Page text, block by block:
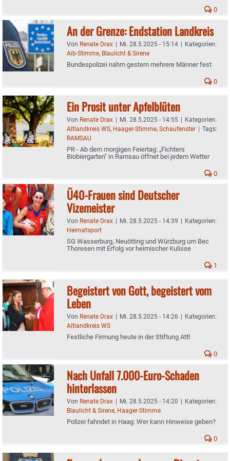
0
An der Grenze: Endstation Landkreis
Von Renate Drax | Mi. 28.5.2025 - 15:14 | Kategorien:
Aib-Stimme, Blaulicht & Sirene
Bundespolizei nahm gestern mehrere Männer fest
0
Ein Prosit unter Apfelblüten
Von Renate Drax | Mi. 28.5.2025 - 14:55 | Kategorien:
Altlandkreis WS, Haager-Stimme, Schaufenster | Tags:
RAMSAU
PR - Ab dem morgigen Feiertag: „Fichters
Biobiergarten" in Ramsau öffnet bei jedem Wetter
0
Ü40-Frauen sind Deutscher
Vizemeister
Von Renate Drax | Mi. 28.5.2025 - 14:39 | Kategorien:
Heimatsport
SG Wasserburg, Neuötting und Würzburg um Bec
Thoresen mit Erfolg vor heimischer Kulisse
1
Begeistert von Gott, begeistert vom
Leben
Von Renate Drax | Mi. 28.5.2025 - 14:26 | Kategorien:
Altlandkreis WS
Festliche Firmung heute in der Stiftung Attl
0
Nach Unfall 7.000-Euro-Schaden
hinterlassen
Von Renate Drax | Mi. 28.5.2025 - 14:20 | Kategorien:
Blaulicht & Sirene, Haager-Stimme
Polizei fahndet in Haag: Wer kann Hinweise geben?
0